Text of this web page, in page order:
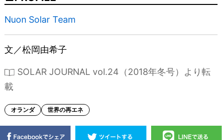
Nuon Solar Team
文／松岡由希子
SOLAR JOURNAL vol.24（2018年冬号）より転
載
オランダ 世界の再エネ